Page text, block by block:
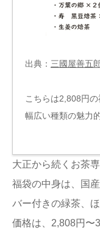
出典： 三國屋善五
こちらは2,808円の
幅広い種類の魅力
大正から続くお茶
福袋の中身は、国
バー付きの緑茶、
価格は、2,808円〜